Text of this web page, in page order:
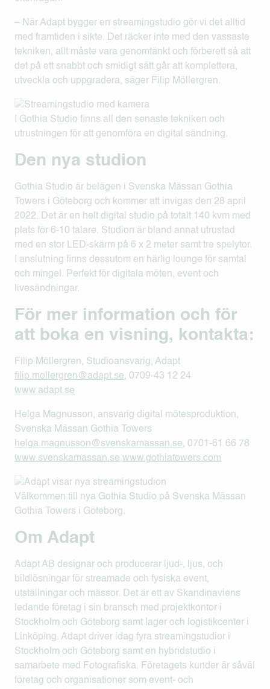
– När Adapt bygger en streamingstudio gör vi det alltid
med framtiden i sikte. Det räcker inte med den vassaste
tekniken, allt måste vara genomtänkt och förberett så att
det på ett snabbt och smidigt sätt går att komplettera,
utveckla och uppgradera, säger Filip Möllergren.
I Gothia Studio finns all den senaste tekniken och
utrustningen för att genomföra en digital sändning.
Den nya studion
Gothia Studio är belägen i Svenska Mässan Gothia
Towers i Göteborg och kommer att invigas den 28 april
2022. Det är en helt digital studio på totalt 140 kvm med
plats för 6-10 talare. Studion är bland annat utrustad
med en stor LED-skärm på 6 x 2 meter samt tre spelytor.
I anslutning finns dessutom en härlig lounge för samtal
och mingel. Perfekt för digitala möten, event och
livesändningar.
För mer information och för
att boka en visning, kontakta:
Filip Möllergren, Studioansvarig, Adapt
filip.mollergren@adapt.se, 0709-43 12 24
www.adapt.se
Helga Magnusson, ansvarig digital mötesproduktion,
Svenska Mässan Gothia Towers
helga.magnusson@svenskamassan.se, 0701-61 66 78
www.svenskamassan.se www.gothiatowers.com
Välkommen till nya Gothia Studio på Svenska Mässan
Gothia Towers i Göteborg.
Om Adapt
Adapt AB designar och producerar ljud-, ljus, och
bildlösningar för streamade och fysiska event,
utställningar och mässor. Det är ett av Skandinaviens
ledande företag i sin bransch med projektkontor i
Stockholm och Göteborg samt lager och logistikcenter i
Linköping. Adapt driver idag fyra streamingstudior i
Stockholm och Göteborg samt en hybridstudio i
samarbete med Fotografiska. Företagets kunder är såväl
företag och organisationer som event- och